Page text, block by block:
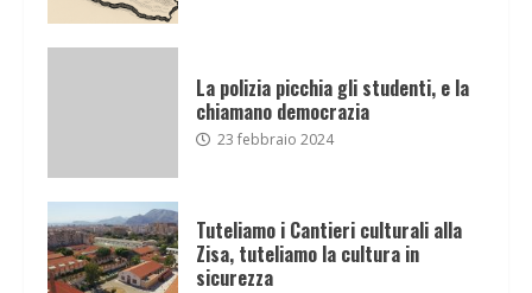
La polizia picchia gli studenti, e la
chiamano democrazia
23 febbraio 2024
Tuteliamo i Cantieri culturali alla
Zisa, tuteliamo la cultura in
sicurezza